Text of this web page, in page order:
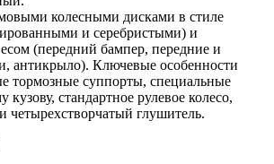
колесными дисками в стиле
и серебристыми) и
(передний бампер, передние и
антикрыло). Ключевые особенности
тормозные суппорты, специальные
кузову, стандартное рулевое колесо,
четырехстворчатый глушитель.